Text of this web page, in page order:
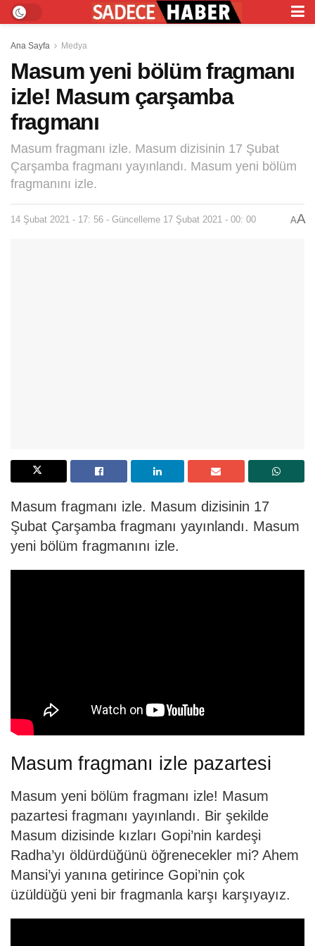
Ana Sayfa Medya
Masum yeni bölüm fragmanı
izle! Masum çarşamba
fragmanı
Masum fragmanı izle. Masum dizisinin 17 Şubat
Çarşamba fragmanı yayınlandı. Masum yeni bölüm
fragmanını izle.
14 Şubat 2021 - 17: 56 - Güncelleme 17 Şubat 2021 - 00: 00 AA
Masum fragmanı izle. Masum dizisinin 17
Şubat Çarşamba fragmanı yayınlandı. Masum
yeni bölüm fragmanını izle.
Masum fragmanı izle pazartesi
Masum yeni bölüm fragmanı izle! Masum
pazartesi fragmanı yayınlandı. Bir şekilde
Masum dizisinde kızları Gopi’nin kardeşi
Radha’yı öldürdüğünü öğrenecekler mi? Ahem
Mansi’yi yanına getirince Gopi’nin çok
üzüldüğü yeni bir fragmanla karşı karşıyayız.